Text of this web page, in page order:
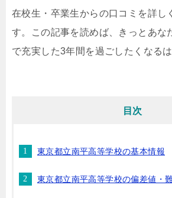
在校生・卒業生からの口コミを詳し
す。この記事を読めば、きっとあな
で充実した3年間を過ごしたくなるは
目次
東京都立南平高等学校の基本情報
東京都立南平高等学校の偏差値・